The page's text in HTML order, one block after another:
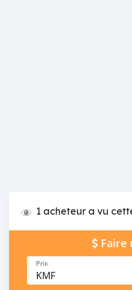
1 acheteur a vu
Faire
Prix
KMF